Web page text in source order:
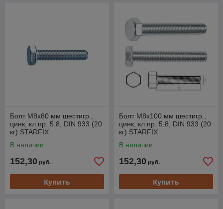
Болт М8х80 мм шестигр.,
цинк, кл.пр. 5.8, DIN 933 (20
кг) STARFIX
В наличии
152,30 руб.
Купить
Болт М8х100 мм шестигр.,
цинк, кл.пр. 5.8, DIN 933 (20
кг) STARFIX
В наличии
152,30 руб.
Купить